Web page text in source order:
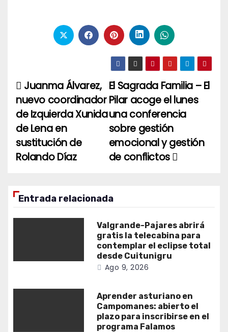
Navegación
de
entradas
El Sagrada Familia – El
Pilar acoge el lunes
una conferencia
sobre gestión
emocional y gestión
de conflictos
Juanma Álvarez,
nuevo coordinador
de Izquierda Xunida
de Lena en
sustitución de
Rolando Díaz
Entrada relacionada
Valgrande-Pajares abrirá
gratis la telecabina para
contemplar el eclipse total
desde Cuitunigru
Ago 9, 2026
Aprender asturiano en
Campomanes: abierto el
plazo para inscribirse en el
programa Falamos